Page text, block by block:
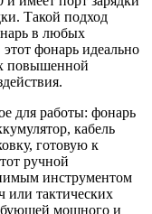
Такой подход
в любых
фонарь идеально
повышенной
для работы: фонарь
кабель
готовую к
ручной
инструментом
или тактических
мощного и